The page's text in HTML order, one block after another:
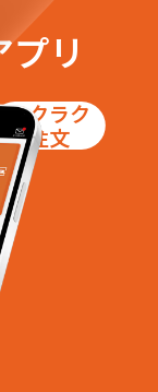
リ
ラクラク
注文